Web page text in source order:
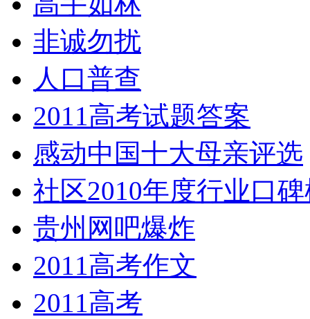
非诚勿扰
人口普查
2011高考试题答案
感动中国十大母亲评选
社区2010年度行业口
贵州网吧爆炸
2011高考作文
2011高考